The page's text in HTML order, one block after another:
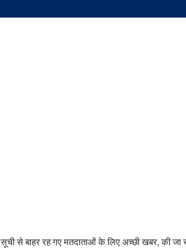
से बाहर रह गए मतदाताओं के लिए अच्छी खबर, की जा